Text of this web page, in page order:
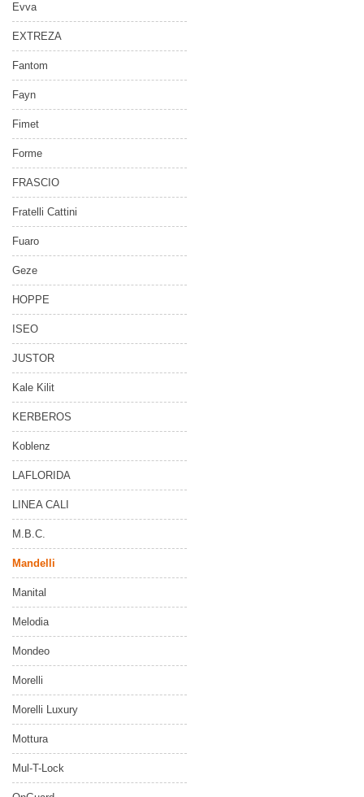
Evva
EXTREZA
Fantom
Fayn
Fimet
Forme
FRASCIO
Fratelli Cattini
Fuaro
Geze
HOPPE
ISEO
JUSTOR
Kale Kilit
KERBEROS
Koblenz
LAFLORIDA
LINEA CALI
M.B.C.
Mandelli
Manital
Melodia
Mondeo
Morelli
Morelli Luxury
Mottura
Mul-T-Lock